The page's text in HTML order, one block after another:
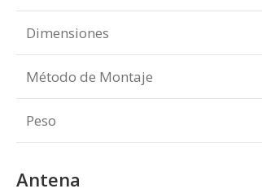
Dimensiones
Método de Montaje
Peso
Antena